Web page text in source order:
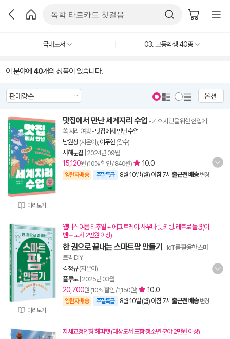
국내도서 03. 고등학생 40종
이 분야에 40개의 상품이 있습니다.
옵션
미리보기
맛집에서 만난 세계지리 수업 - 기후 시민을 위한 한입에
쏙 지리 여행- 맛집에서 만난 수업
남원상(지은이), 이두현 (감수)
서해문집 2024년 09월
15,120원 (10% 할인 / 840원) 10.0
양탄자배송 주말특급 8월 10일 (월) 아침 7시 출근전 배송 변경
미리보기
웰니스 여름 리추얼 + 에그 트레이. 사우나 빗 키링. 레트로 물병(이
벤트 도서 2만원 이상)
한 권으로 끝내는 스마트팜 만들기 - IoT를 활용한 스마
트팜 DIY
김정규(지은이)
플루토| 2025년 03월
20,700원 (10% 할인 / 1,150원) 10.0
양탄자배송 주말특급 8월 10일 (월) 아침 7시 출근전 배송 변경
자세교정인형 해피캣 (대상도서 포함 청소년 분야 2만원 이상)